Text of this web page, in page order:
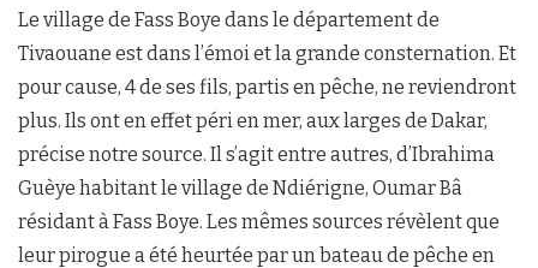
Le village de Fass Boye dans le département de
Tivaouane est dans l’émoi et la grande consternation. Et
pour cause, 4 de ses fils, partis en pêche, ne reviendront
plus. Ils ont en effet péri en mer, aux larges de Dakar,
précise notre source. Il s’agit entre autres, d’Ibrahima
Guèye habitant le village de Ndiérigne, Oumar Bâ
résidant à Fass Boye. Les mêmes sources révèlent que
leur pirogue a été heurtée par un bateau de pêche en